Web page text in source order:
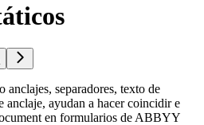
anclajes, separadores, texto de
anclaje, ayudan a hacer coincidir e
en formularios de ABBYY